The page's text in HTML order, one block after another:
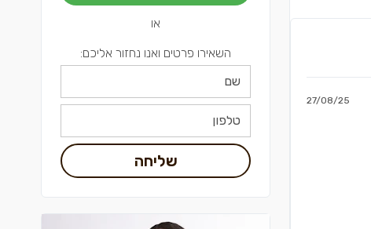
27/08/25
או
השאירו פרטים ואנו נחזור אליכם:
שליחה